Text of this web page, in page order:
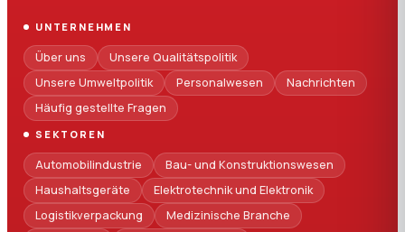
UNTERNEHMEN
Über uns
Unsere Qualitätspolitik
Unsere Umweltpolitik
Personalwesen
Nachrichten
Häufig gestellte Fragen
SEKTOREN
Automobilindustrie
Bau- und Konstruktionswesen
Haushaltsgeräte
Elektrotechnik und Elektronik
Logistikverpackung
Medizinische Branche